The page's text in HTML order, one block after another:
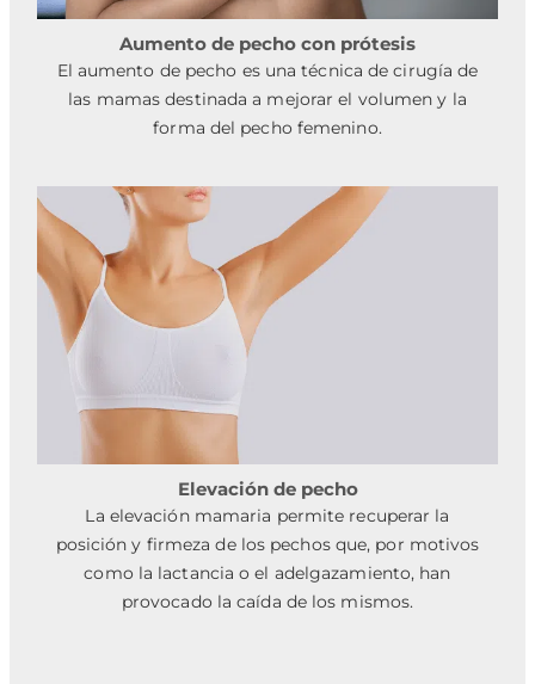
Aumento de pecho con prótesis
El aumento de pecho es una técnica de cirugía de
las mamas destinada a mejorar el volumen y la
forma del pecho femenino.
Elevación de pecho
La elevación mamaria permite recuperar la
posición y firmeza de los pechos que, por motivos
como la lactancia o el adelgazamiento, han
provocado la caída de los mismos.